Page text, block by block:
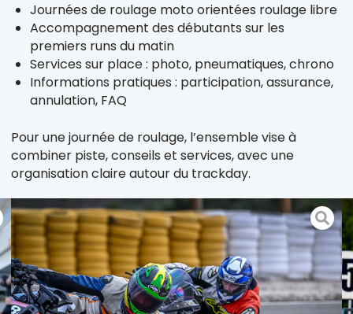
Journées de roulage moto orientées roulage libre
Accompagnement des débutants sur les
premiers runs du matin
Services sur place : photo, pneumatiques, chrono
Informations pratiques : participation, assurance,
annulation, FAQ
Pour une journée de roulage, l’ensemble vise à
combiner piste, conseils et services, avec une
organisation claire autour du trackday.